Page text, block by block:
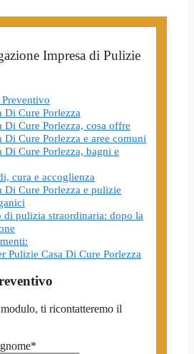
Impresa di Pulizie
Di Cure Porlezza
Di Cure Porlezza, cosa offre
Di Cure Porlezza e aree comuni
Di Cure Porlezza, bagni e
cura e accoglienza
Di Cure Porlezza e pulizie
di pulizia straordinaria: dopo la
Pulizie Casa Di Cure Porlezza
ti ricontatteremo il
*